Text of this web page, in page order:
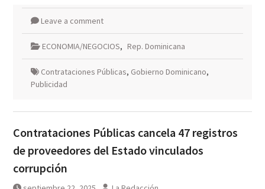
Leave a comment
ECONOMIA/NEGOCIOS, Rep. Dominicana
Contrataciones Públicas, Gobierno Dominicano,
Publicidad
Contrataciones Públicas cancela 47 registros
de proveedores del Estado vinculados
corrupción